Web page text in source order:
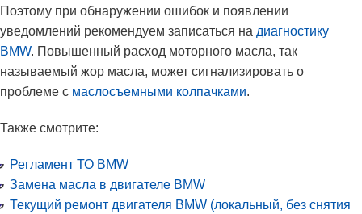
Поэтому при обнаружении ошибок и появлении
уведомлений рекомендуем записаться на диагностику
BMW. Повышенный расход моторного масла, так
называемый жор масла, может сигнализировать о
проблеме с маслосъемными колпачками.
Также смотрите:
Регламент ТО BMW
Замена масла в двигателе BMW
Текущий ремонт двигателя BMW (локальный, без снятия